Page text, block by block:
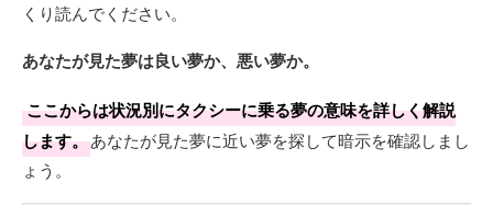
くり読んでください。
あなたが見た夢は良い夢か、悪い夢か。
ここからは状況別にタクシーに乗る夢の意味を詳しく解説
します。あなたが見た夢に近い夢を探して暗示を確認しまし
ょう。